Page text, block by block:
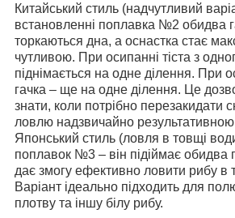
Китайський стиль (надчутливий
встановленні поплавка №2 обидва
торкаються дна, а оснастка стає
чутливою. При осипанні тіста з
піднімається на одне ділення. При
гачка – ще на одне ділення. Це
знати, коли потрібно перезакидати
ловлю надзвичайно
Японський стиль (ловля в товщі
поплавок №3 – він підіймає обидва
дає змогу ефективно ловити рибу в
Варіант ідеально підходить для
плотву та іншу білу рибу.